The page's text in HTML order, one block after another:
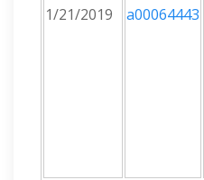
1/21/2019 a00064443